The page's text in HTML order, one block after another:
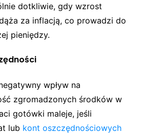
dotkliwie, gdy wzrost
za inflacją, co prowadzi do
pieniędzy.
wpływ na
zgromadzonych środków w
gotówki maleje, jeśli
lub kont oszczędnościowych